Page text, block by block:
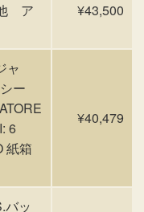
ア
¥43,500
ャ
ー
6
紙箱
¥40,479
バッ